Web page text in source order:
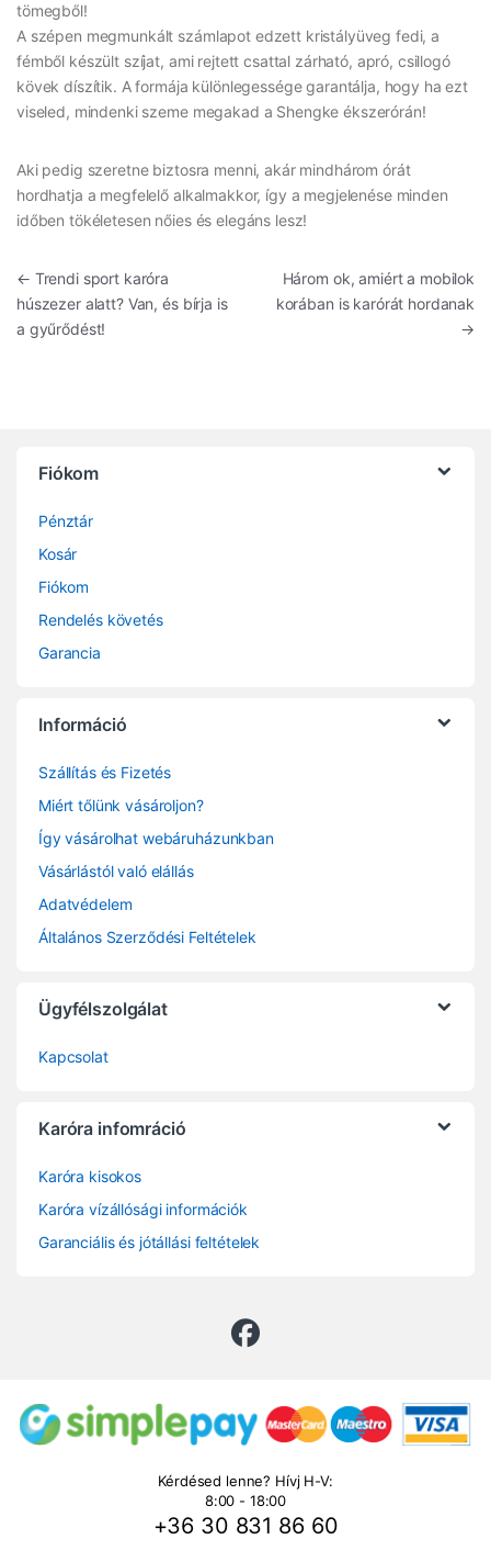
tömegből!
A szépen megmunkált számlapot edzett kristályüveg fedi, a
fémből készült szíjat, ami rejtett csattal zárható, apró, csillogó
kövek díszítik. A formája különlegessége garantálja, hogy ha ezt
viseled, mindenki szeme megakad a Shengke ékszerórán!
Aki pedig szeretne biztosra menni, akár mindhárom órát
hordhatja a megfelelő alkalmakkor, így a megjelenése minden
időben tökéletesen nőies és elegáns lesz!
Bejegyzés navigáció
← Trendi sport karóra
húszezer alatt? Van, és bírja is
a gyűrődést!
Három ok, amiért a mobilok
korában is karórát hordanak
→
Fiókom
Pénztár
Kosár
Fiókom
Rendelés követés
Garancia
Információ
Szállítás és Fizetés
Miért tőlünk vásároljon?
Így vásárolhat webáruházunkban
Vásárlástól való elállás
Adatvédelem
Általános Szerződési Feltételek
Ügyfélszolgálat
Kapcsolat
Karóra infomráció
Karóra kisokos
Karóra vízállósági információk
Garanciális és jótállási feltételek
Kérdésed lenne? Hívj H-V:
8:00 - 18:00
+36 30 831 86 60